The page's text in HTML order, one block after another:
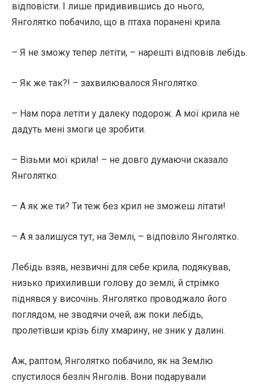
відповісти. І лише придивившись до нього,
Янголятко побачило, що в птаха поранені крила.
– Я не зможу тепер летіти, – нарешті відповів лебідь.
– Як же так?! – захвилювалося Янголятко.
– Нам пора летіти у далеку подорож. А мої крила не
дадуть мені змоги це зробити.
– Візьми мої крила! – не довго думаючи сказало
Янголятко.
– А як же ти? Ти теж без крил не зможеш літати!
– А я залишуся тут, на Землі, – відповіло Янголятко.
Лебідь взяв, незвичні для себе крила, подякував,
низько прихиливши голову до землі, й стрімко
піднявся у височінь. Янголятко проводжало його
поглядом, не зводячи очей, аж поки лебідь,
пролетівши крізь білу хмарину, не зник у далині.
Аж, раптом, Янголятко побачило, як на Землю
спустилося безліч Янголів. Вони подарували